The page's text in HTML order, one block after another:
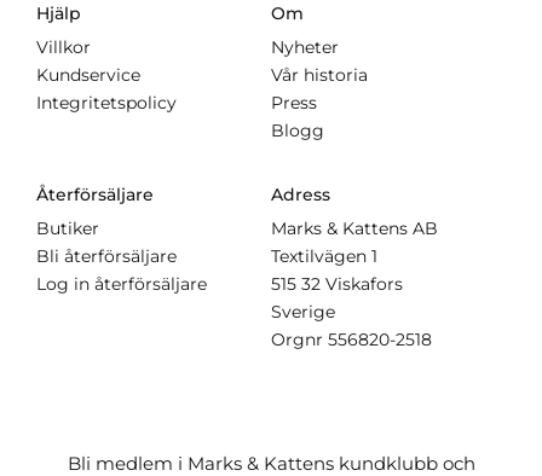
Hjälp
Villkor
Kundservice
Integritetspolicy
Om
Nyheter
Vår historia
Press
Blogg
Återförsäljare
Butiker
Bli återförsäljare
Log in återförsäljare
Adress
Marks & Kattens AB
Textilvägen 1
515 32 Viskafors
Sverige
Orgnr 556820-2518
Bli medlem i Marks & Kattens kundklubb och